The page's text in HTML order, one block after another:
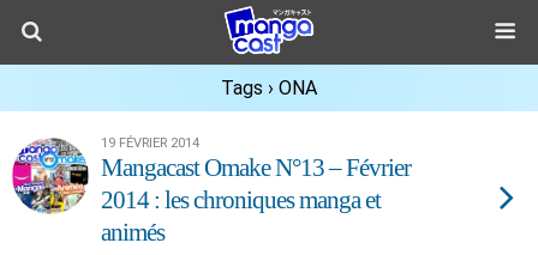
Tags › ONA
19 FÉVRIER 2014
Mangacast Omake N°13 – Février
2014 : les chroniques manga et
animés